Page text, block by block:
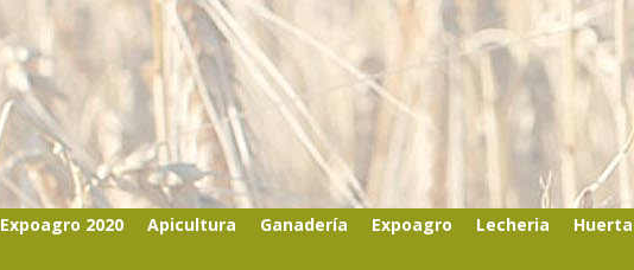
Expoagro 2020 Apicultura Ganadería Expoagro Lecheria